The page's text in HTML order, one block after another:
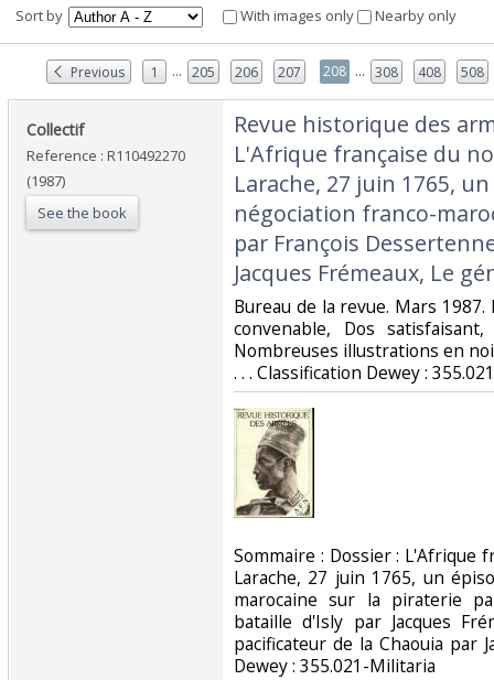
Sort by With images only Nearby only
Previous 1 ... 205 206 207 208 ... 308 408 508
‎Collectif‎
Reference : R110492270
(1987)
See the book
‎Revue historique des
L'Afrique française du
Larache, 27 juin 1765,
négociation franco-
par François
Jacques Frémeaux, Le
‎Bureau de la revue. Mars
convenable, Dos
Nombreuses illustrations en
. . . Classification Dewey :
‎Sommaire : Dossier : L'Afrique
Larache, 27 juin 1765, un
marocaine sur la piraterie
bataille d'Isly par Jacques
pacificateur de la Chaouia par
Dewey : 355.021-Militaria‎